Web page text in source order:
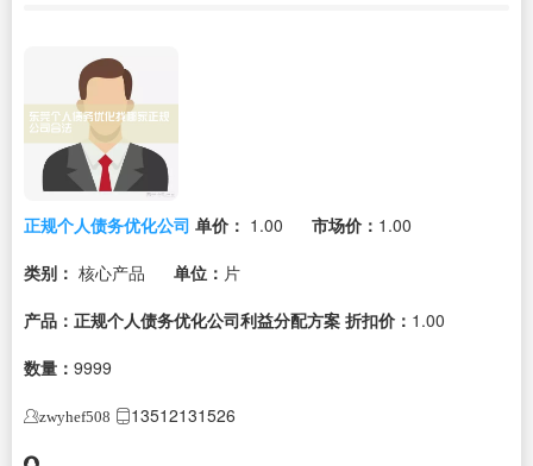
正规个人债务优化公司 单价： 1.00 市场价： 1.00
类别： 核心产品 单位： 片
产品：正规个人债务优化公司利益分配方案 折扣价： 1.00
数量： 9999
zwyhef508 13512131526